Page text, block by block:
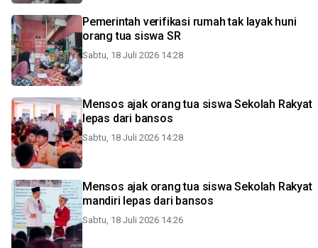
Pemerintah verifikasi rumah tak layak huni
orang tua siswa SR
Sabtu, 18 Juli 2026 14:28
Mensos ajak orang tua siswa Sekolah Rakyat
lepas dari bansos
Sabtu, 18 Juli 2026 14:28
Mensos ajak orang tua siswa Sekolah Rakyat
mandiri lepas dari bansos
Sabtu, 18 Juli 2026 14:26